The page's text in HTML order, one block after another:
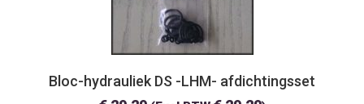
Bloc-hydrauliek DS -LHM- afdichtingsset